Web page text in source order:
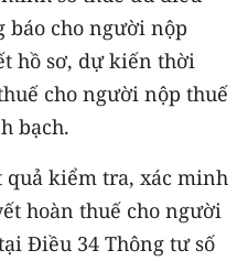
cho người nộp
hồ sơ, dự kiến thời
cho người nộp thuế
bạch.
quả kiểm tra, xác minh
hoàn thuế cho người
Điều 34 Thông tư số